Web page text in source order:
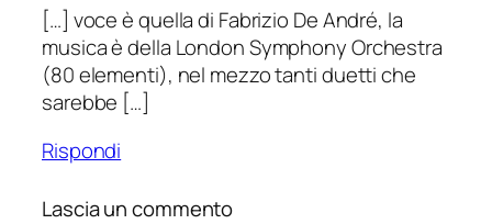
[…] voce è quella di Fabrizio De André, la
musica è della London Symphony Orchestra
(80 elementi), nel mezzo tanti duetti che
sarebbe […]
Rispondi
Lascia un commento